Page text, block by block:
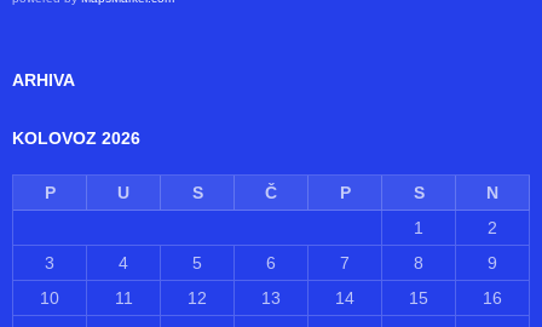
GDJE SE NALAZIMO
powered by MapsMarker.com
ARHIVA